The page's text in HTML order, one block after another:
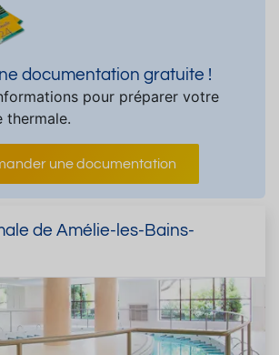
documentation gratuite !
pour préparer votre
thermale.
une documentation
de Amélie-les-Bains-